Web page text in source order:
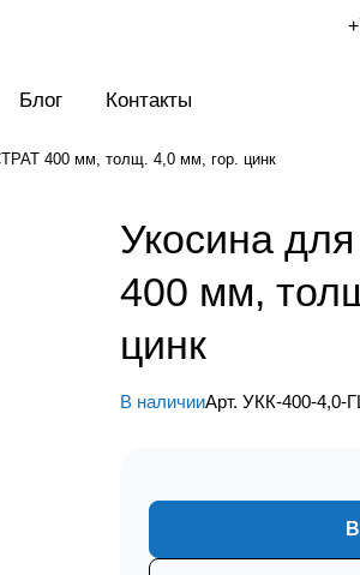
Блог Контакты
400 мм, толщ. 4,0 мм, гор. цинк
Укосина
400 мм,
цинк
В наличииАрт. УКК-400-4,0-